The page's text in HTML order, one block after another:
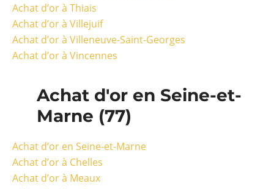
Achat d’or à Thiais
Achat d’or à Villejuif
Achat d’or à Villeneuve-Saint-Georges
Achat d’or à Vincennes
Achat d'or en Seine-et-
Marne (77)
Achat d’or en Seine-et-Marne
Achat d’or à Chelles
Achat d’or à Meaux